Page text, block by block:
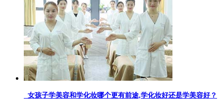
女孩子学美容和学化妆哪个更有前途,学化妆好还是学美容好？